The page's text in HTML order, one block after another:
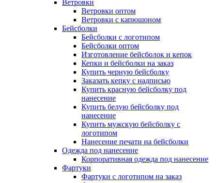
Ветровки
Ветровки оптом
Ветровки с капюшоном
Бейсболки
Бейсболки с логотипом
Бейсболки оптом
Изготовление бейсболок и кепок
Кепки и бейсболки на заказ
Купить черную бейсболку
Заказать кепку с надписью
Купить красную бейсболку под
нанесение
Купить белую бейсболку под
нанесение
Купить мужскую бейсболку с
логотипом
Нанесение печати на бейсболки
Одежда под нанесение
Корпоративная одежда под нанесение
Фартуки
Фартуки с логотипом на заказ